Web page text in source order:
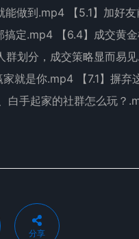
做到.mp4 【5.1】加好
定.mp4 【6.4】成交黄
划分，成交策略显而易
就是你.mp4 【7.1】摒弃
手起家的社群怎么玩？
分享